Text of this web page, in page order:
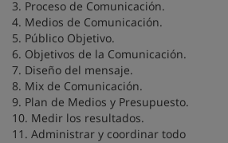
3. Proceso de Comunicación.
4. Medios de Comunicación.
5. Público Objetivo.
6. Objetivos de la Comunicación.
7. Diseño del mensaje.
8. Mix de Comunicación.
9. Plan de Medios y Presupuesto.
10. Medir los resultados.
11. Administrar y coordinar todo